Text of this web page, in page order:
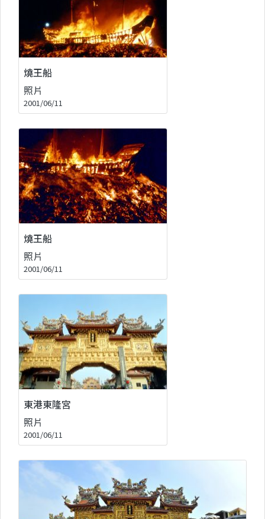
燒王船
照片
2001/06/11
燒王船
照片
2001/06/11
東港東隆宮
照片
2001/06/11